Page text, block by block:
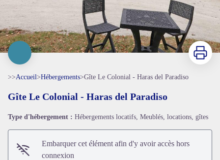
Voir l'image en plein écran
Imprimer
>>Accueil>Hébergements>Gîte Le Colonial - Haras del Paradiso
Gîte Le Colonial - Haras del Paradiso
Type d'hébergement : Hébergements locatifs, Meublés, locations, gîtes
Embarquer cet élément afin d'y avoir accès hors
connexion